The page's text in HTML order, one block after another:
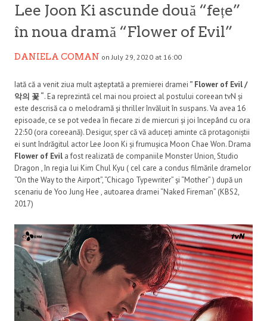
Lee Joon Ki ascunde două “fețe”
în noua dramă “Flower of Evil”
DANIELA COMAN on July 29, 2020 at 16:00
Iată că a venit ziua mult așteptată a premierei dramei ” Flower of Evil /
악의 꽃 “. Ea reprezintă cel mai nou proiect al postului coreean tvN și
este descrisă ca o melodramă și thriller învăluit în suspans. Va avea 16
episoade, ce se pot vedea în fiecare zi de miercuri și joi începând cu ora
22:50 (ora coreeană). Desigur, sper că vă aduceți aminte că protagoniștii
ei sunt îndrăgitul actor Lee Joon Ki și frumușica Moon Chae Won. Drama
Flower of Evil a fost realizată de companiile Monster Union, Studio
Dragon , în regia lui Kim Chul Kyu ( cel care a condus filmările dramelor
“On the Way to the Airport”, “Chicago Typewriter” și “Mother” ) după un
scenariu de Yoo Jung Hee , autoarea dramei “Naked Fireman” (KBS2,
2017)